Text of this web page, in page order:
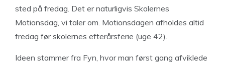
sted på fredag. Det er naturligvis Skolernes
Motionsdag, vi taler om. Motionsdagen afholdes altid
fredag før skolernes efterårsferie (uge 42).
Ideen stammer fra Fyn, hvor man først gang afviklede